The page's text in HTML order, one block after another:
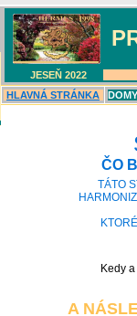
JESEŇ 2022
HLAVNÁ STRÁNKA
ČO
TÁTO
Kedy
A